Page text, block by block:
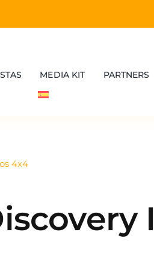
MEDIA KIT PARTNERS
4x4
I